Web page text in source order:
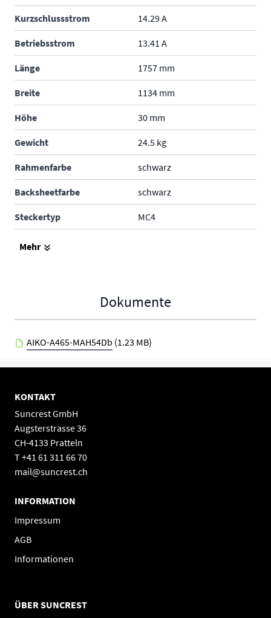
Kurzschlussstrom 14.29 A
Betriebsstrom 13.41 A
Länge 1757 mm
Breite 1134 mm
Höhe 30 mm
Gewicht 24.5 kg
Rahmenfarbe schwarz
Backsheetfarbe schwarz
Steckertyp MC4
Produktgarantie
Mehr
Dokumente
AIKO-A465-MAH54Db (1.23 MB)
KONTAKT
Suncrest GmbH
Augsterstrasse 36
CH-4133 Pratteln
T +41 61 311 66 70
mail@suncrest.ch
INFORMATION
Impressum
AGB
Informationen
ÜBER SUNCREST